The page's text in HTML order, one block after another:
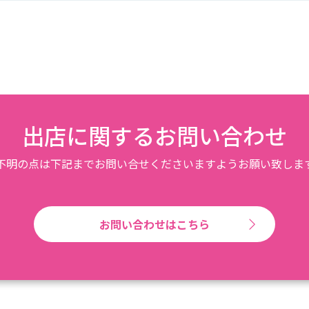
出店に関するお問い合わせ
明の点は下記までお問い合せくださいますようお願い致しま
お問い合わせはこちら